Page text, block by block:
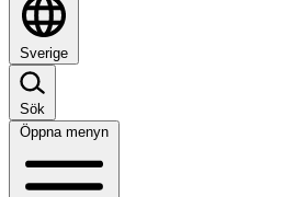
Sverige
Sök
Öppna menyn